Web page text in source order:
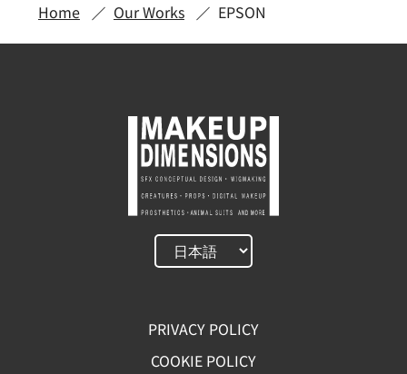
Home Our Works EPSON
PRIVACY POLICY
COOKIE POLICY